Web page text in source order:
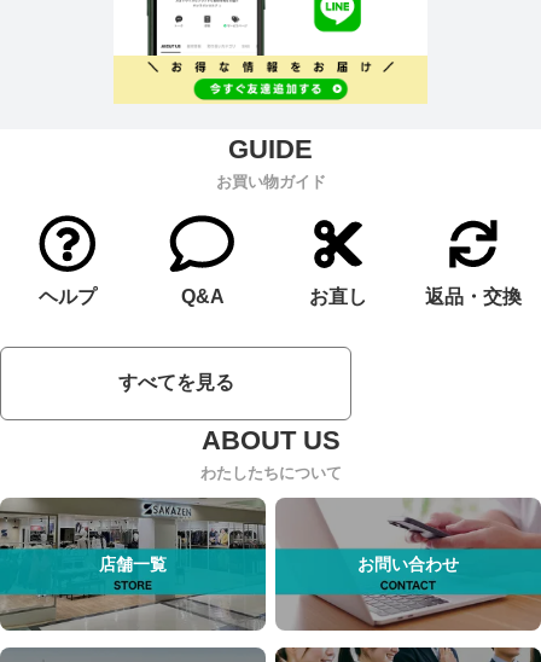
お買い物ガイド
ヘルプ Q&A お直し 返品・交換
すべてを見る
わたしたちについて
店舗一覧 お問い合わせ